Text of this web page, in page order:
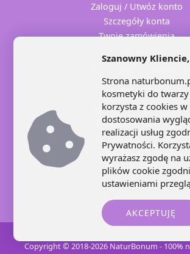
Zaloguj / Utwóz konto
Szczegóły konta
Twoje zamówienia
+48 71 707 22 25
+48 602 445 639
+48 664 871 959
8:00 – 17:30
Copyright © 2018-2026 NaturBonum - 100%
Szanowny Kliencie,
Strona
kosmetyki do twarzy
korzysta z cookies w
dostosowania
realizacji usług
Prywatności.
wyrażasz zgodę na
plików cookie
ustawieniami
AKCEPTUJĘ